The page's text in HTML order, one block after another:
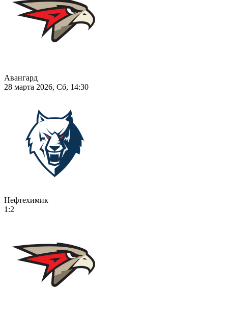
Авангард
28 марта 2026, Сб, 14:30
Нефтехимик
1:2